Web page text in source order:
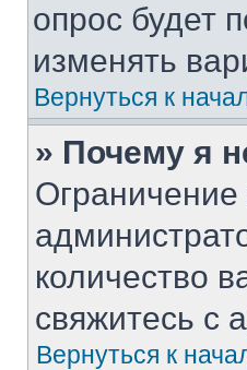
опрос будет
изменять
Вернуться к
» Почему я
Ограничение
количество
свяжитесь с
Вернуться к